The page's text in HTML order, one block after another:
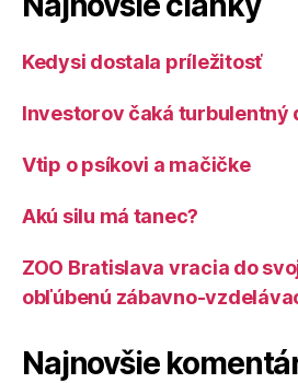
Kedysi dostala príležitosť
Investorov čaká turbulentný
Vtip o psíkovi a mačičke
Akú silu má tanec?
ZOO Bratislava vracia do
obľúbenú zábavno-
Najnovšie